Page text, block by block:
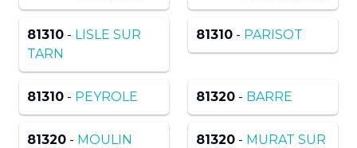
81310 - LISLE SUR
TARN
81310 - PARISOT
81310 - PEYROLE 81320 - BARRE
81320 - MOULIN
81320 - MURAT SUR